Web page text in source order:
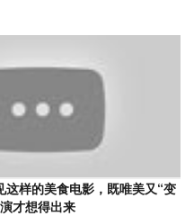
这样的美食电影，既唯美又“变
才想得出来